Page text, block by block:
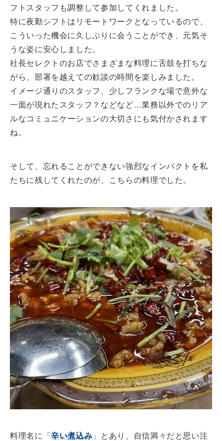
フトスタッフも調整して参加してくれました。
特に夜勤シフトはリモートワークとなっているので、
こういった機会に久しぶりに会うことができ、元気そ
うな姿に安心しました。
社長セレクトのお店でさまざまな料理に舌鼓を打ちな
がら、部署を越えての歓談の時間を楽しみました。
イメージ通りのスタッフ、少しフランクな場で意外な
一面が現れたスタッフ？などなど…業務以外でのリア
ルなコミュニケーションの大切さにも気付かされます
ね。
そして、忘れることができない強烈なインパクトを私
たちに残してくれたのが、こちらの料理でした。
料理名に「辛い煮込み 」とあり、自信満々だと思い注